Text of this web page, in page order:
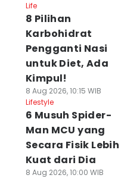
Life
8 Pilihan
Karbohidrat
Pengganti Nasi
untuk Diet, Ada
Kimpul!
8 Aug 2026, 10:15 WIB
Lifestyle
6 Musuh Spider-
Man MCU yang
Secara Fisik Lebih
Kuat dari Dia
8 Aug 2026, 10:00 WIB